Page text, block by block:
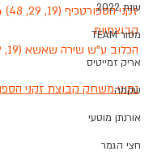
עונת 2022
מסור TEAM
אריק זמייטיס
שקמה
אורנתן מוטעי
חצי הגמר
קבוצתיות
הכלוב ע"ש שירה שאשא (19, 29, 40) 58 |
נתוני משחק קבוצת זקני